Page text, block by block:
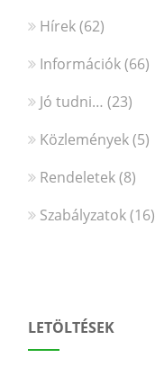
Hírek(62)
Információk(66)
Jó tudni… (23)
Közlemények(5)
Rendeletek(8)
Szabályzatok(16)
LETÖLTÉSEK